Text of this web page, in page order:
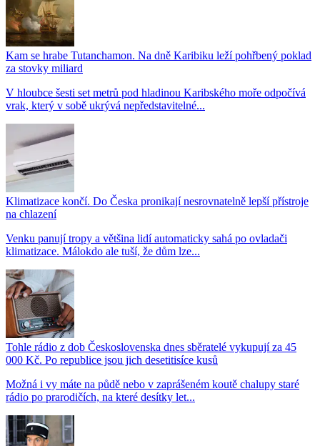
Kam se hrabe Tutanchamon. Na dně Karibiku leží pohřbený poklad
za stovky miliard
V hloubce šesti set metrů pod hladinou Karibského moře odpočívá
vrak, který v sobě ukrývá nepředstavitelné...
Klimatizace končí. Do Česka pronikají nesrovnatelně lepší přístroje
na chlazení
Venku panují tropy a většina lidí automaticky sahá po ovladači
klimatizace. Málokdo ale tuší, že dům lze...
Tohle rádio z dob Československa dnes sběratelé vykupují za 45
000 Kč. Po republice jsou jich desetitisíce kusů
Možná i vy máte na půdě nebo v zaprášeném koutě chalupy staré
rádio po prarodičích, na které desítky let...